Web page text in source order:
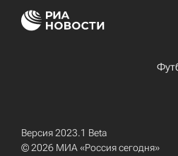
Версия 2023.1 Beta
© 2026 МИА «Россия сегодня»